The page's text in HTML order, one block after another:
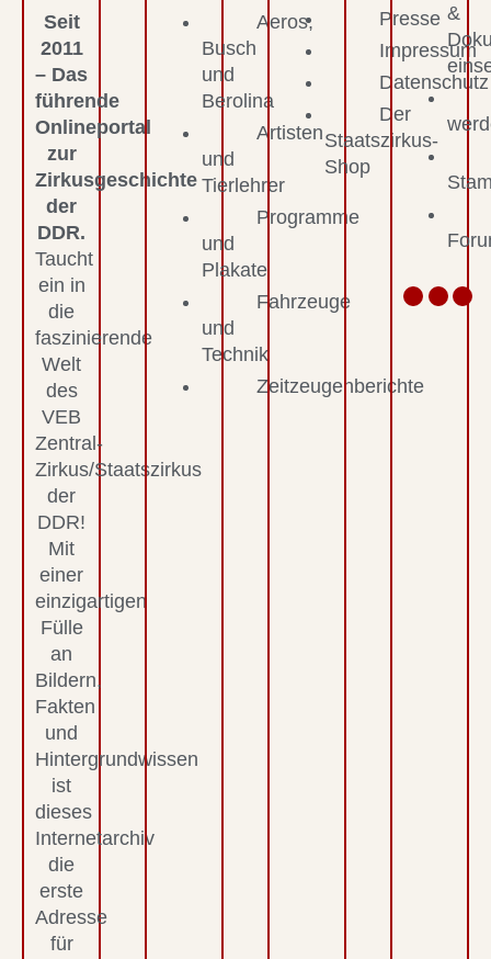
Seit
2011
– Das
führende
Onlineportal
zur
Zirkusgeschichte
der
DDR.
Taucht
ein in
die
faszinierende
Welt
des
VEB
Zentral-
Zirkus/Staatszirkus
der
DDR!
Mit
einer
einzigartigen
Fülle
an
Bildern,
Fakten
und
Hintergrundwissen
ist
dieses
Internetarchiv
die
erste
Adresse
für
Aeros,
Busch
und
Berolina
Artisten
und
Tierlehrer
Programme
und
Plakate
Fahrzeuge
und
Technik
Zeitzeugenberichte
Presse
Impressum
Datenschutz
Der
Staatszirkus-
Shop
&